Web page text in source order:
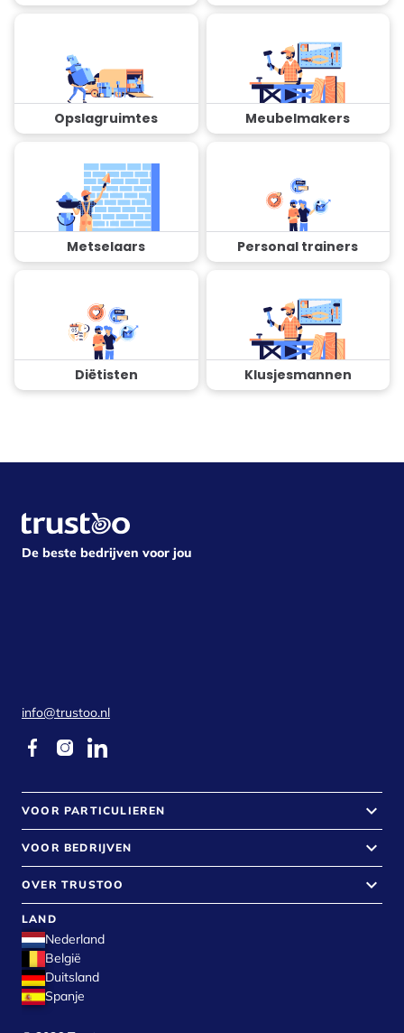
Opslagruimtes Meubelmakers
Metselaars Personal trainers
Diëtisten Klusjesmannen
De beste bedrijven voor jou
info@trustoo.nl
VOOR PARTICULIEREN keyboard_arrow_down
VOOR BEDRIJVEN keyboard_arrow_down
OVER TRUSTOO keyboard_arrow_down
LAND
Nederland
België
Duitsland
Spanje